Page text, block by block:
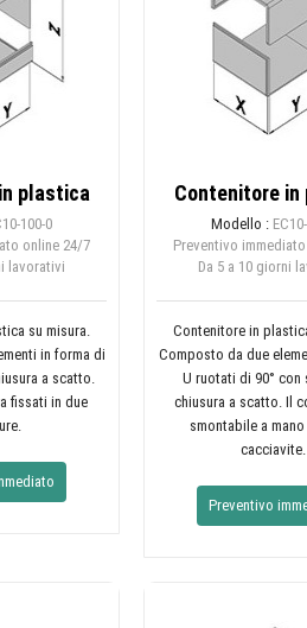
plastica
100-0
online 24/7
lavorativi
su misura.
in forma di
a scatto.
fissati in due
Contenitore
Modello :
Preventivo
Da 5 a 10 giorni
Contenitore in
Composto da due
U ruotati di 90° con
chiusura a scatto. Il
smontabile a
cacciavite.
Preventivo